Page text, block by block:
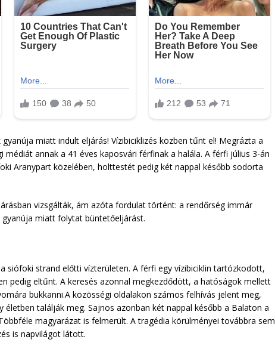
miatt indult eljárás! Vízibiciklizés közben tűnt el! Megrázta a
médiát annak a 41 éves kaposvári férfinak a halála. A férfi július 3-án
Aranypart közelében, holttestét pedig két nappal később sodorta
vizsgálták, ám azóta fordulat történt: a rendőrség immár
miatt folytat büntetőeljárást.
siófoki strand előtti vízterületen. A férfi egy vízibiciklin tartózkodott,
pedig eltűnt. A keresés azonnal megkezdődött, a hatóságok mellett
bukkanni.A közösségi oldalakon számos felhívás jelent meg,
életben találják meg. Sajnos azonban két nappal később a Balaton a
magyarázat is felmerült. A tragédia körülményei továbbra sem
is napvilágot látott.